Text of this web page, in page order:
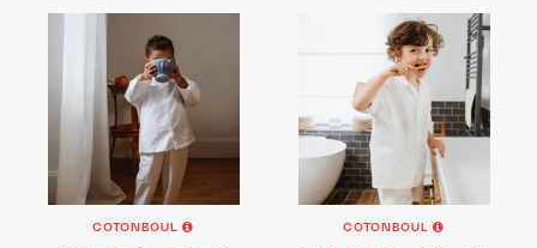
COTONBOUL COTONBOUL